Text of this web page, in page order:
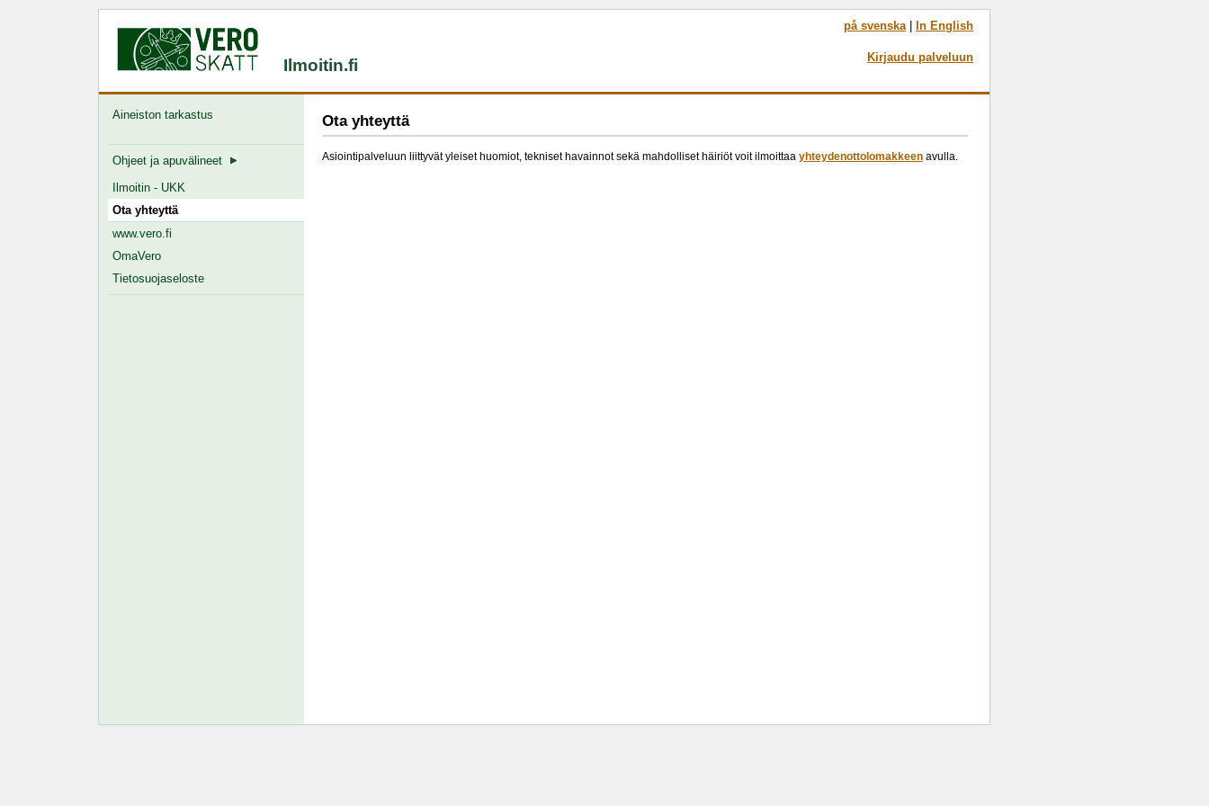
Ilmoitin.fi
på svenska| In English
Kirjaudu palveluun
Aineiston tarkastus
Ohjeet ja apuvälineet
Ilmoitin - UKK
Ota yhteyttä
www.vero.fi
OmaVero
Tietosuojaseloste
Ota yhteyttä
Asiointipalveluun liittyvät yleiset huomiot, tekniset havainnot sekä mahdolliset häiriöt voit ilmoittaa yhteydenottolomakkeen avulla.